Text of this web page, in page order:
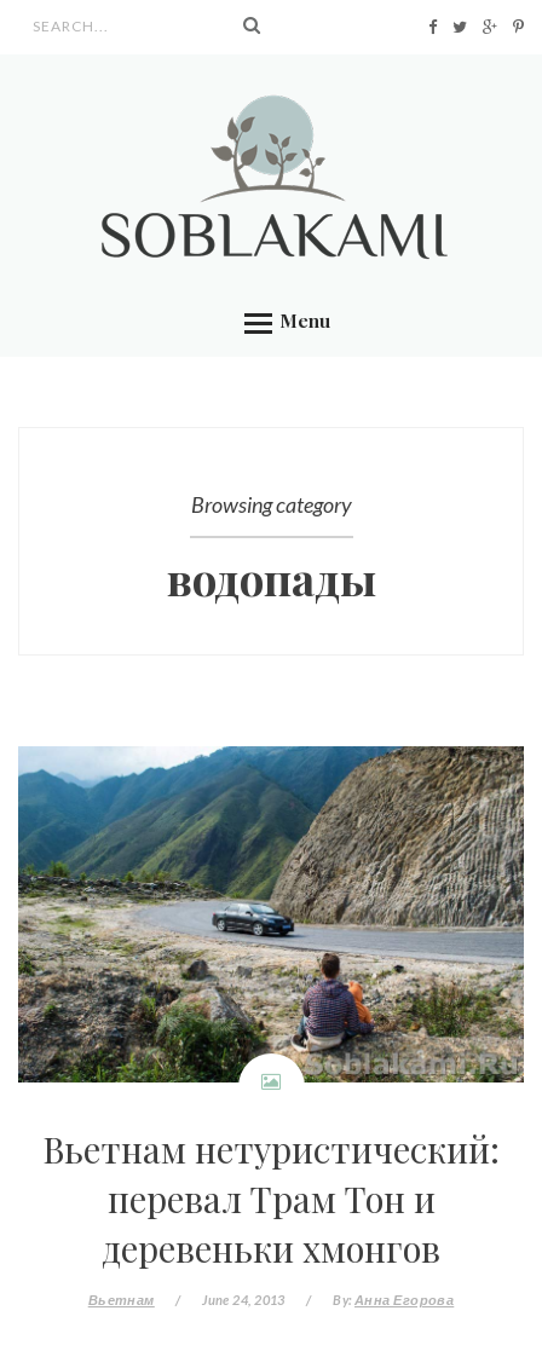
Menu
Browsing category
водопады
Вьетнам нетуристический:
перевал Трам Тон и
деревеньки хмонгов
Вьетнам / June 24, 2013 / By:Анна Егорова